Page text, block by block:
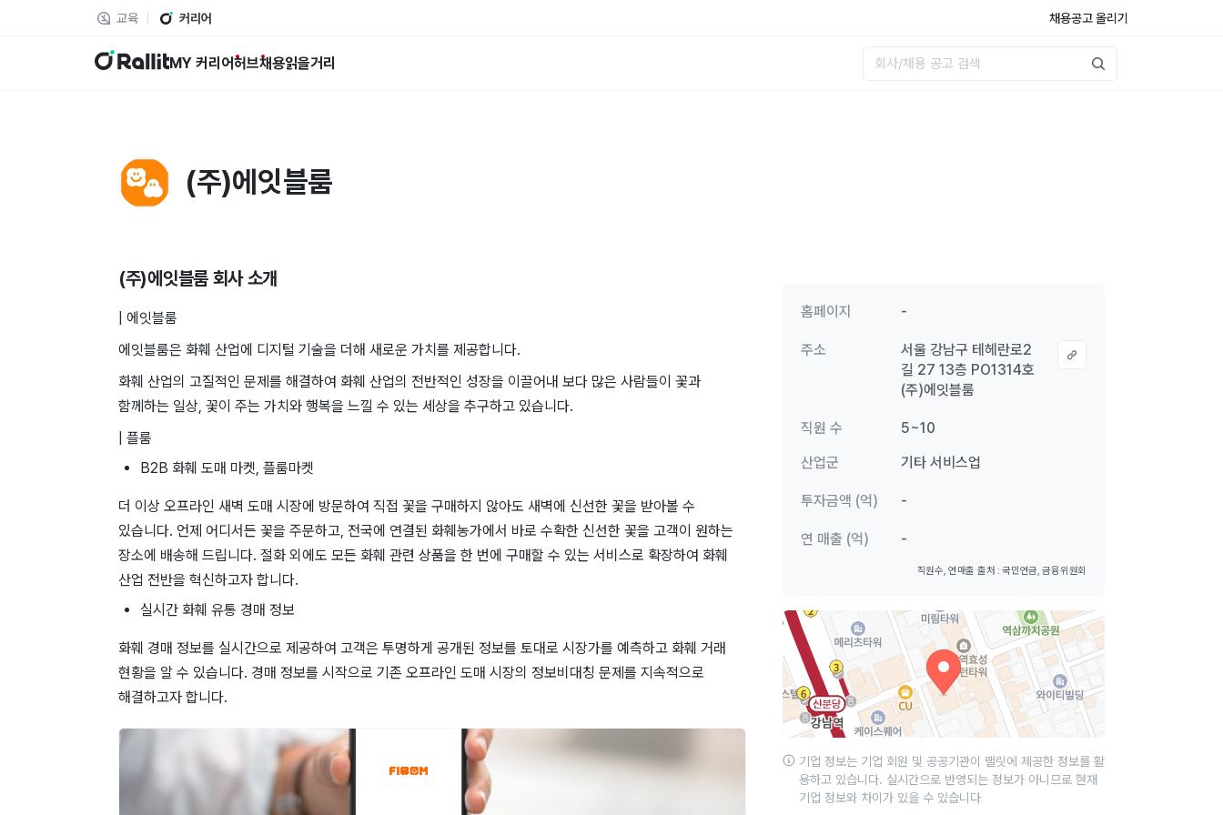
교육 커리어 채용공고 올리기
랠릿 MY 커리어허브채용읽을거리
(주)에잇블룸
(주)에잇블룸회사 소개
| 에잇블룸
에잇블룸은 화훼 산업에 디지털 기술을 더해 새로운 가치를 제공합니다.
화훼 산업의 고질적인 문제를 해결하여 화훼 산업의 전반적인 성장을 이끌어내 보다 많은 사람들이 꽃과
함께하는 일상, 꽃이 주는 가치와 행복을 느낄 수 있는 세상을 추구하고 있습니다.
| 플룸
B2B 화훼 도매 마켓, 플룸마켓
더 이상 오프라인 새벽 도매 시장에 방문하여 직접 꽃을 구매하지 않아도 새벽에 신선한 꽃을 받아볼 수
있습니다. 언제 어디서든 꽃을 주문하고, 전국에 연결된 화훼농가에서 바로 수확한 신선한 꽃을 고객이 원하는
장소에 배송해 드립니다. 절화 외에도 모든 화훼 관련 상품을 한 번에 구매할 수 있는 서비스로 확장하여 화훼
산업 전반을 혁신하고자 합니다.
실시간 화훼 유통 경매 정보
화훼 경매 정보를 실시간으로 제공하여 고객은 투명하게 공개된 정보를 토대로 시장가를 예측하고 화훼 거래
현황을 알 수 있습니다. 경매 정보를 시작으로 기존 오프라인 도매 시장의 정보비대칭 문제를 지속적으로
해결하고자 합니다.
홈페이지 -
주소
서울 강남구 테헤란로2
길 27 13층 PO1314호
(주)에잇블룸
직원 수
5~10
산업군
기타 서비스업
투자금액 (억) -
연 매출 (억) -
직원수, 연매출 출처 : 국민연금, 금융위원회
기업 정보는 기업 회원 및 공공기관이 랠릿에 제공한 정보를 활
용하고 있습니다. 실시간으로 반영되는 정보가 아니므로 현재
기업 정보와 차이가 있을 수 있습니다